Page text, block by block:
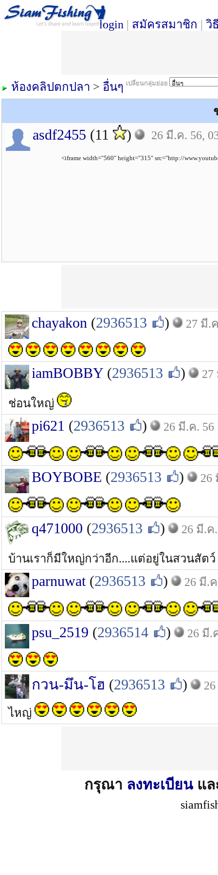
login | สมัครสมาชิก | วิ
เปลี่ยนกลุ่มย่อย
ห้องคลิปตกปลา > อื่นๆ
asdf2455 (11 ) 26 มี.ค. 56,
<iframe width="560" height="315" src="http://
chayakon (2936513 ) 27 มี.
iamBOBBY (2936513 ) 27
ช่อนใหญ่
pi621 (2936513 ) 26 มี.ค. 56
BOYBOBE (2936513 ) 26
q471000 (2936513 ) 26 มี.ค
บ้านเราก็มีใหญ่กว่าอีก....แต่อยู่ในสวนสัต
parnuwat(2936513 ) 26 มี.
psu_2519 (2936514 ) 26 มี.
กวน-มึน-โฮ (2936513 )
ไหญ่
กรุณา ลงทะเบียน แ